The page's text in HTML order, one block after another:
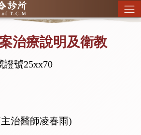
治療說明及衛教
號25xx70
治醫師凌春雨)